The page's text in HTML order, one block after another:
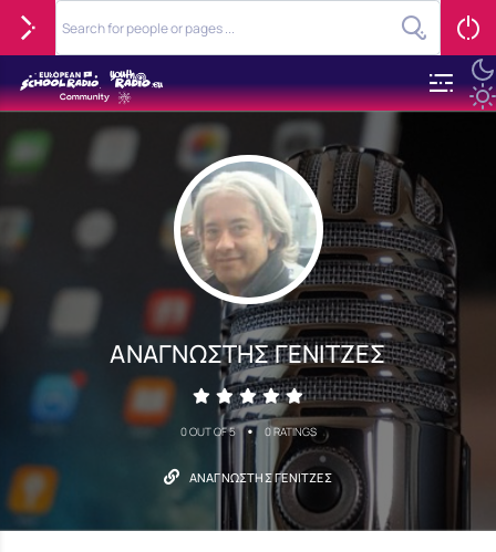
ΑΝΑΓΝΩΣΤΗΣ ΓΕΝΙΤΖΕΣ
0 OUT OF 5 • 0 RATINGS
ΑΝΑΓΝΩΣΤΗΣ ΓΕΝΙΤΖΕΣ